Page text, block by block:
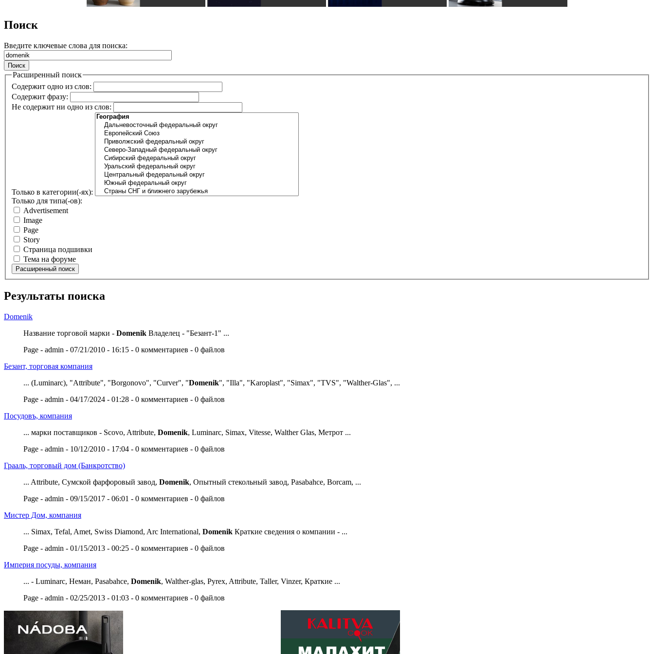
Поиск
Введите ключевые слова для поиска:
Расширенный поиск
Содержит одно из слов:
Содержит фразу:
Не содержит ни одно из слов:
Только в категории(-ях):
Только для типа(-ов):
Advertisement
Image
Page
Story
Страница подшивки
Тема на форуме
Результаты поиска
Domenik
Название торговой марки - Domenik Владелец - "Безант-1" ...
Page - admin - 07/21/2010 - 16:15 - 0 комментариев - 0 файлов
Безант, торговая компания
... (Luminarc), "Attribute", "Borgonovo", "Curver", "Domenik", "Illa", "Karoplast", "Simax", "TVS", "Walther-Glas", ...
Page - admin - 04/17/2024 - 01:28 - 0 комментариев - 0 файлов
Посудовъ, компания
... марки поставщиков - Scovo, Attribute, Domenik, Luminarc, Simax, Vitesse, Walther Glas, Метрот ...
Page - admin - 10/12/2010 - 17:04 - 0 комментариев - 0 файлов
Грааль, торговый дом (Банкротство)
... Attribute, Сумской фарфоровый завод, Domenik, Опытный стекольный завод, Pasabahce, Borcam, ...
Page - admin - 09/15/2017 - 06:01 - 0 комментариев - 0 файлов
Мистер Дом, компания
... Simax, Tefal, Amet, Swiss Diamond, Arc International, Domenik Краткие сведения о компании - ...
Page - admin - 01/15/2013 - 00:25 - 0 комментариев - 0 файлов
Империя посуды, компания
... - Luminarc, Неман, Pasabahce, Domenik, Walther-glas, Pyrex, Attribute, Taller, Vinzer, Краткие ...
Page - admin - 02/25/2013 - 01:03 - 0 комментариев - 0 файлов